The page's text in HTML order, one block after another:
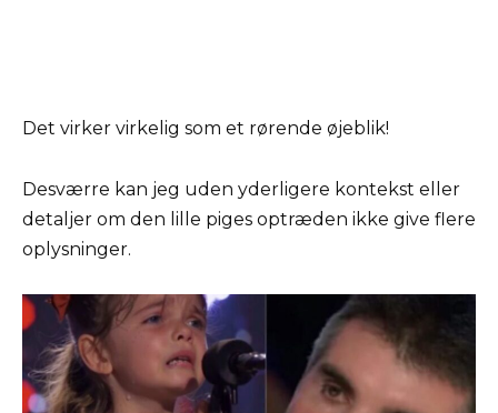
Det virker virkelig som et rørende øjeblik!
Desværre kan jeg uden yderligere kontekst eller
detaljer om den lille piges optræden ikke give flere
oplysninger.